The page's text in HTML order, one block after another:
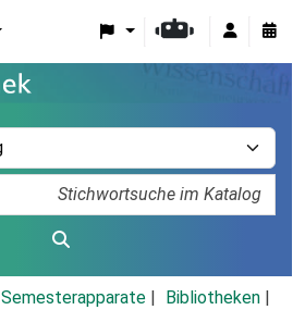
Semesterapparate
Bibliotheken